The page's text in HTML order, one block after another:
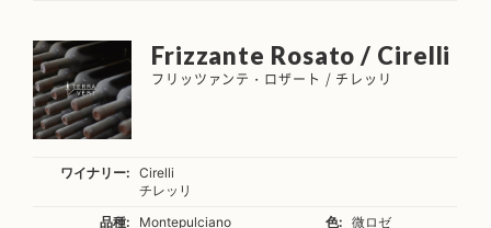
Frizzante Rosato / Cirelli
フリッツァンテ・ロザート / チレッリ
ワイナリー:
Cirelli
チレッリ
品種:
Montepulciano 色:
微ロゼ